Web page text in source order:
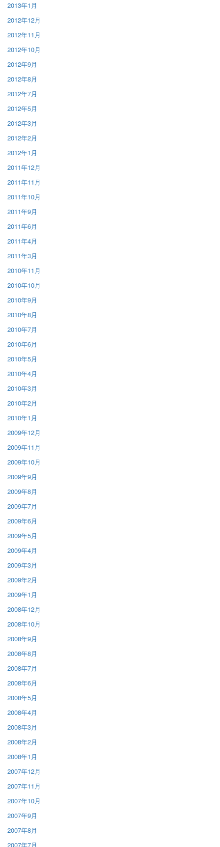
2013年1月
2012年12月
2012年11月
2012年10月
2012年9月
2012年8月
2012年7月
2012年5月
2012年3月
2012年2月
2012年1月
2011年12月
2011年11月
2011年10月
2011年9月
2011年6月
2011年4月
2011年3月
2010年11月
2010年10月
2010年9月
2010年8月
2010年7月
2010年6月
2010年5月
2010年4月
2010年3月
2010年2月
2010年1月
2009年12月
2009年11月
2009年10月
2009年9月
2009年8月
2009年7月
2009年6月
2009年5月
2009年4月
2009年3月
2009年2月
2009年1月
2008年12月
2008年10月
2008年9月
2008年8月
2008年7月
2008年6月
2008年5月
2008年4月
2008年3月
2008年2月
2008年1月
2007年12月
2007年11月
2007年10月
2007年9月
2007年8月
2007年7月